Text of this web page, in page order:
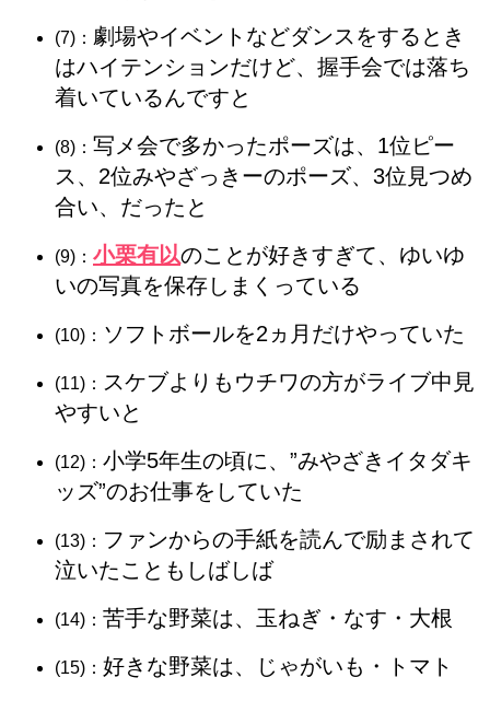
(7)： 劇場やイベントなどダンスをするとき
はハイテンションだけど、握手会では落ち
着いているんですと
(8)： 写メ会で多かったポーズは、1位ピー
ス、2位みやざっきーのポーズ、3位見つめ
合い、だったと
(9)： 小栗有以のことが好きすぎて、ゆいゆ
いの写真を保存しまくっている
(10)： ソフトボールを2ヵ月だけやっていた
(11)： スケブよりもウチワの方がライブ中見
やすいと
(12)： 小学5年生の頃に、”みやざきイタダキ
ッズ”のお仕事をしていた
(13)： ファンからの手紙を読んで励まされて
泣いたこともしばしば
(14)： 苦手な野菜は、玉ねぎ・なす・大根
(15)： 好きな野菜は、じゃがいも・トマト